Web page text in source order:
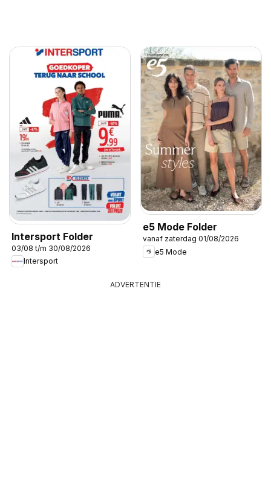
Intersport Folder
03/08 t/m 30/08/2026
Intersport
e5 Mode Folder
vanaf zaterdag 01/08/2026
e5 Mode
ADVERTENTIE